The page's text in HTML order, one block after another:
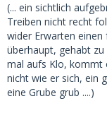
(... ein sichtlich
Treiben nicht recht
wider Erwarten
überhaupt, gehabt
mal aufs Klo, kommt
nicht wie er sich, ein
eine Grube grub ....)